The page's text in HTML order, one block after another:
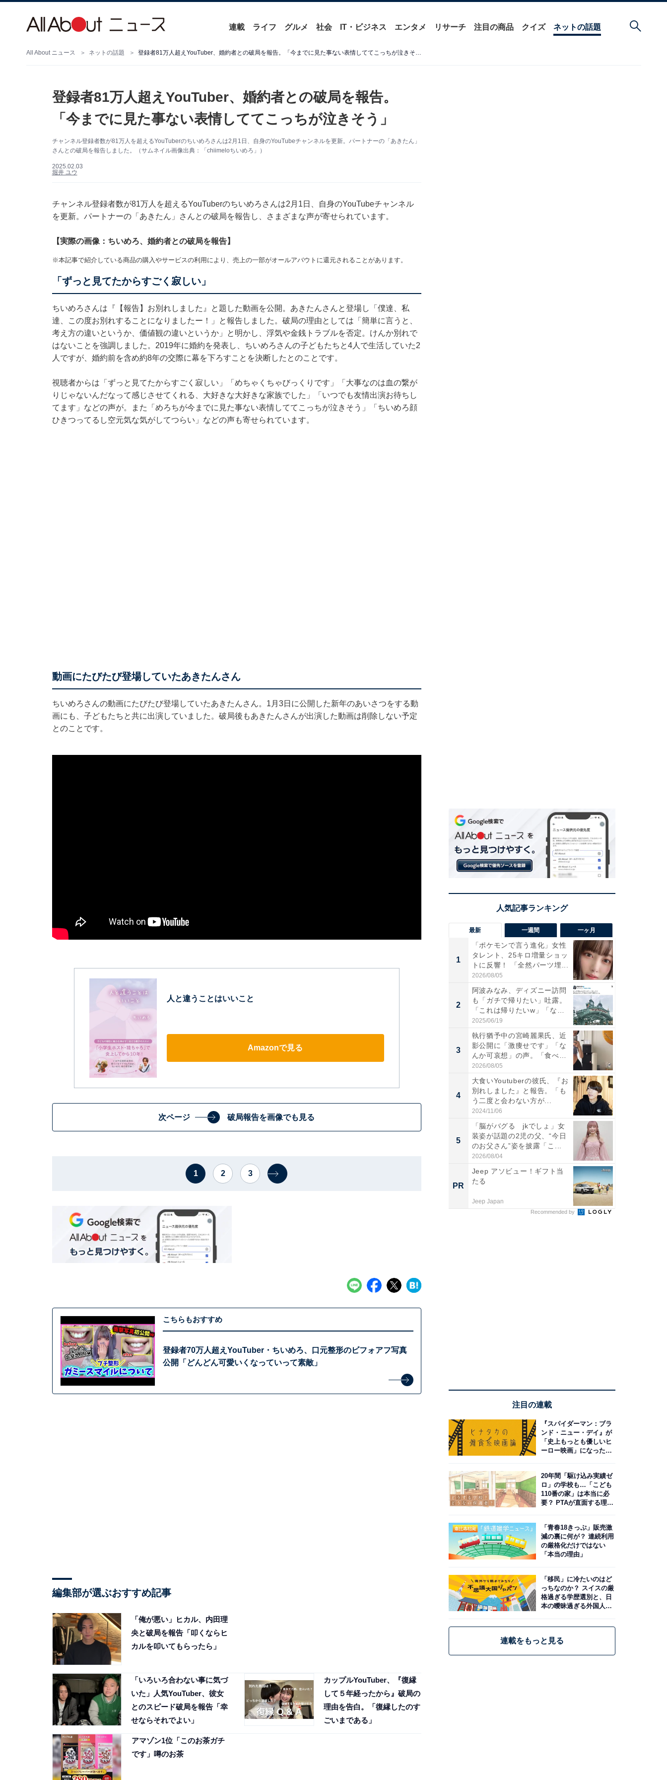
連載 ライフ グルメ 社会 IT・ビジネス エンタメ リサーチ 注目の商品 クイズ ネットの話題
All About ニュース ネットの話題 登録者81万人超えYouTuber、婚約者との破局を報告。「今までに見た事ない表情しててこっちが泣きそう」
登録者81万人超えYouTuber、婚約者との破局を報告。
「今までに見た事ない表情しててこっちが泣きそう」
チャンネル登録者数が81万人を超えるYouTuberのちいめろさんは2月1日、自身のYouTubeチャンネルを更新。パートナーの「あきたん」
さんとの破局を報告しました。（サムネイル画像出典：「chiimeloちいめろ」）
2025.02.03
堀井 ユウ
チャンネル登録者数が81万人を超えるYouTuberのちいめろさんは2月1日、自身のYouTubeチャンネル
を更新。パートナーの「あきたん」さんとの破局を報告し、さまざまな声が寄せられています。
【実際の画像：ちいめろ、婚約者との破局を報告】
※本記事で紹介している商品の購入やサービスの利用により、売上の一部がオールアバウトに還元されることがあります。
「ずっと見てたからすごく寂しい」
ちいめろさんは『【報告】お別れしました』と題した動画を公開。あきたんさんと登場し「僕達、私
達、この度お別れすることになりましたー！」と報告しました。破局の理由としては「簡単に言うと、
考え方の違いというか、価値観の違いというか」と明かし、浮気や金銭トラブルを否定。けんか別れで
はないことを強調しました。2019年に婚約を発表し、ちいめろさんの子どもたちと4人で生活していた2
人ですが、婚約前を含め約8年の交際に幕を下ろすことを決断したとのことです。
視聴者からは「ずっと見てたからすごく寂しい」「めちゃくちゃびっくりです」「大事なのは血の繋が
りじゃないんだなって感じさせてくれる、大好きな大好きな家族でした」「いつでも友情出演お待ちし
てます」などの声が。また「めろちが今までに見た事ない表情しててこっちが泣きそう」「ちいめろ顔
ひきつってるし空元気な気がしてつらい」などの声も寄せられています。
動画にたびたび登場していたあきたんさん
ちいめろさんの動画にたびたび登場していたあきたんさん。1月3日に公開した新年のあいさつをする動
画にも、子どもたちと共に出演していました。破局後もあきたんさんが出演した動画は削除しない予定
とのことです。
人と違うことはいいこと
Amazonで見る
次ページ 破局報告を画像でも見る
1 2 3
こちらもおすすめ
登録者70万人超えYouTuber・ちいめろ、口元整形のビフォアフ写真
公開「どんどん可愛いくなっていって素敵」
編集部が選ぶおすすめ記事
「俺が悪い」ヒカル、内田理
央と破局を報告「叩くならヒ
カルを叩いてもらったら」
「いろいろ合わない事に気づ
いた」人気YouTuber、彼女
とのスピード破局を報告「幸
せならそれでよい」
カップルYouTuber、『復縁
して５年経ったから』破局の
理由を告白。「復縁したのす
ごいまである」
アマゾン1位「このお茶ガチ
です」噂のお茶
最新 一週間 一ヶ月
1
「ポケモンで言う進化」女性
タレント、25キロ増量ショッ
トに反響！ 「全然パーツ埋...
2026/08/05
2
阿波みなみ、ディズニー訪問
も「ガチで帰りたい」吐露。
「これは帰りたいw」「なん
ち...
2025/06/19
3
執行猶予中の宮崎麗果氏、近
影公開に「激痩せです」「な
んか可哀想」の声。「食べら
れ...
2026/08/05
4
大食いYoutuberの彼氏、『お
別れしました』と報告。「も
う二度と会わない方が...
2024/11/06
5
「脳がバグる jkでしょ」女
装姿が話題の2児の父、“今日
のお父さん”姿を披露「こ...
2026/08/04
PR
Jeep アソビュー！ギフト当
たる
Jeep Japan
Recommended by
注目の連載
『スパイダーマン：ブラ
ンド・ニュー・デイ』が
「史上もっとも優しいヒ
ーロー映画」になった理
20年間「駆け込み実績ゼ
ロ」の学校も…「こども
110番の家」は本当に必
要？ PTAが直面する理想
「青春18きっぷ」販売激
減の裏に何が？ 連続利用
の厳格化だけではない
「本当の理由」
「移民」に冷たいのはど
っちなのか？ スイスの厳
格過ぎる学歴選別と、日
本の曖昧過ぎる外国人政
連載をもっと見る